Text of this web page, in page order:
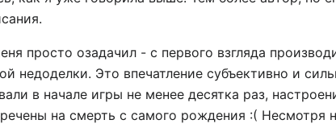
просто озадачил - с первого взгляда
недоделки. Это впечатление субъективно и
в начале игры не менее десятка раз,
на смерть с самого рождения :( Несмотря